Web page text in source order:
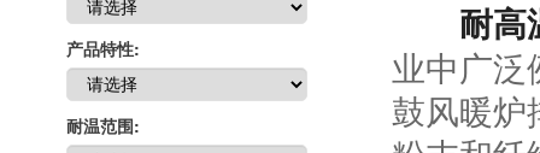
产品特性:
耐温范围:
耐高
业中广泛
鼓风暖炉